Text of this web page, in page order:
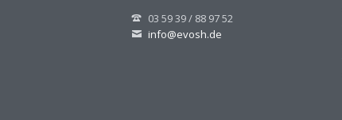
03 59 39 / 88 97 52
info@evosh.de